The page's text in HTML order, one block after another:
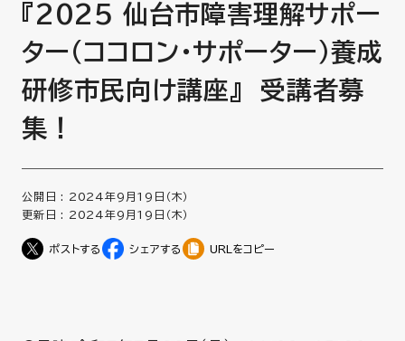
『2025 仙台市障害理解サポー
ター（ココロン・サポーター）養成
研修市民向け講座』 受講者募
集！
公開日 : 2024年9月19日（木）
更新日 : 2024年9月19日（木）
URLをコピー